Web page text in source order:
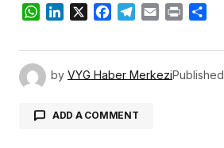
WhatsApp
LinkedIn
X Facebook
Telegram
Email Print
by VYG Haber MerkeziPublished
ADD A COMMENT